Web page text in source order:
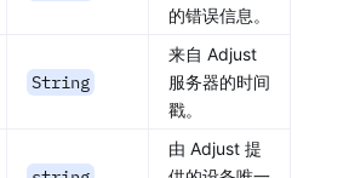
的错误信息。
String
来自 Adjust
服务器的时间
戳。
由 Adjust 提